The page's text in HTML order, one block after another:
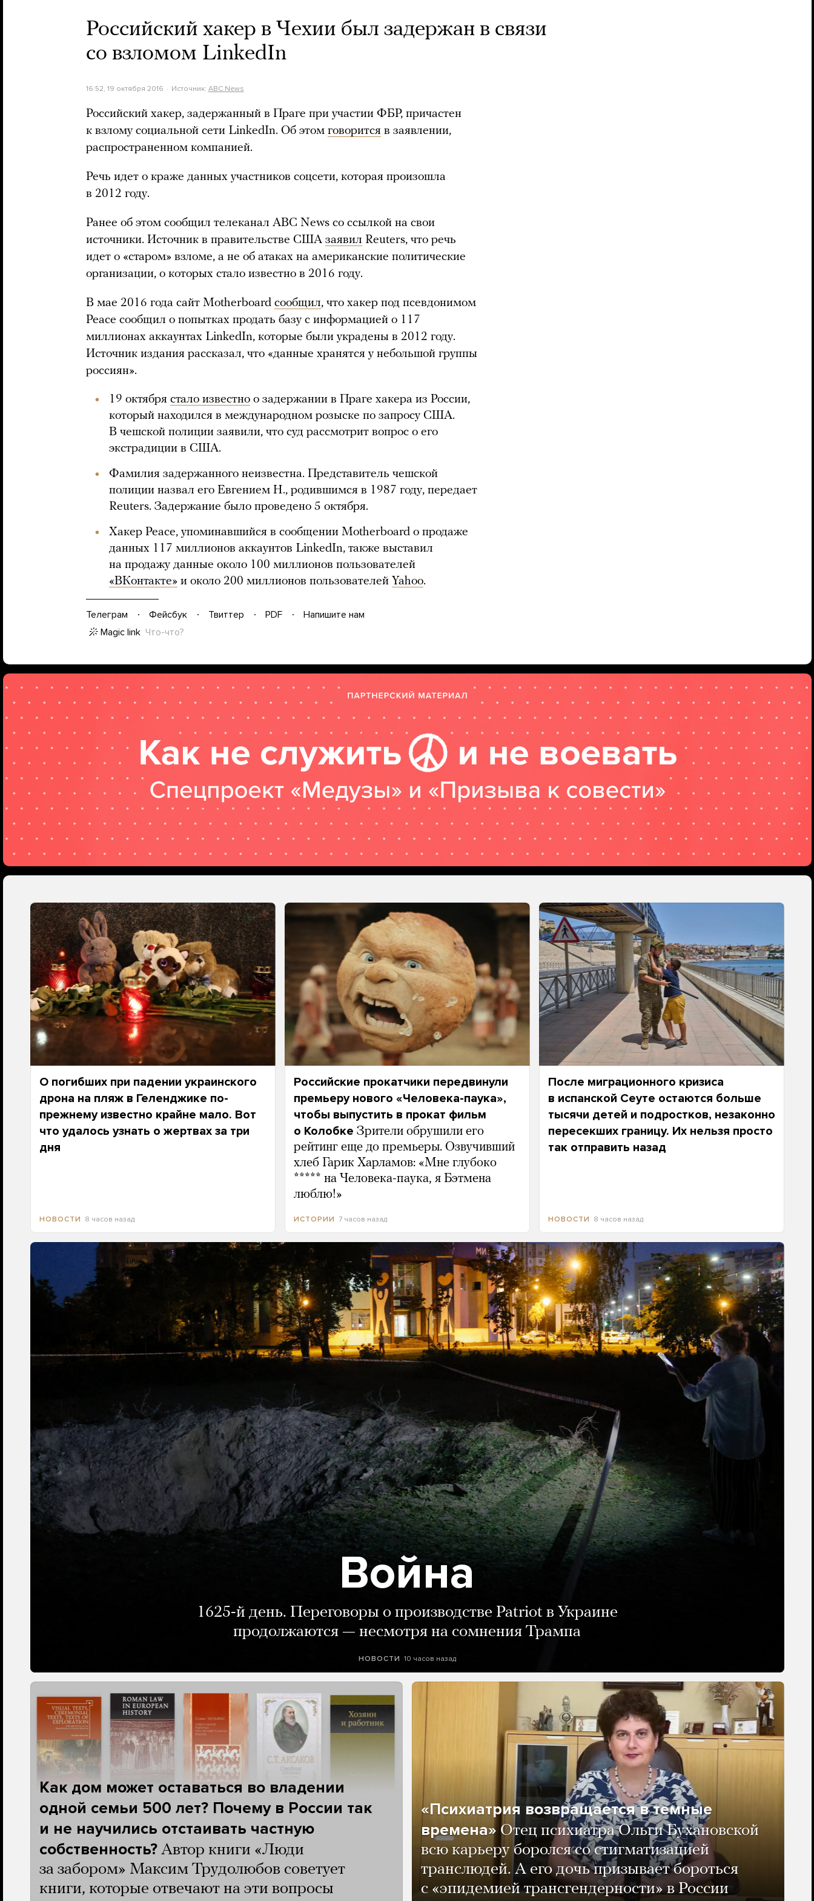
Российский хакер в Чехии был задержан в связи
со взломом LinkedIn
16:52, 19 октября 2016 Источник: ABC News
Российский хакер, задержанный в Праге при участии ФБР, причастен
к взлому социальной сети LinkedIn. Об этом говорится в заявлении,
распространенном компанией.
Речь идет о краже данных участников соцсети, которая произошла
в 2012 году.
Ранее об этом сообщил телеканал ABC News со ссылкой на свои
источники. Источник в правительстве США заявил Reuters, что речь
идет о «старом» взломе, а не об атаках на американские политические
организации, о которых стало известно в 2016 году.
В мае 2016 года сайт Motherboard сообщил, что хакер под псевдонимом
Peace сообщил о попытках продать базу с информацией о 117
миллионах аккаунтах LinkedIn, которые были украдены в 2012 году.
Источник издания рассказал, что «данные хранятся у небольшой группы
россиян».
19 октября стало известно о задержании в Праге хакера из России,
который находился в международном розыске по запросу США.
В чешской полиции заявили, что суд рассмотрит вопрос о его
экстрадиции в США.
Фамилия задержанного неизвестна. Представитель чешской
полиции назвал его Евгением Н., родившимся в 1987 году, передает
Reuters. Задержание было проведено 5 октября.
Хакер Peace, упоминавшийся в сообщении Motherboard о продаже
данных 117 миллионов аккаунтов LinkedIn, также выставил
на продажу данные около 100 миллионов пользователей
«ВКонтакте» и около 200 миллионов пользователей Yahoo.
Телеграм Фейсбук Твиттер PDF
Напишите нам
Magic link Что-что?
О погибших при падении украинского
дрона на пляж в Геленджике по-
прежнему известно крайне мало. Вот
что удалось узнать о жертвах за три
дня
НОВОСТИ 8 часов назад
Российские прокатчики передвинули
премьеру нового «Человека-паука»,
чтобы выпустить в прокат фильм
о Колобке Зрители обрушили его
рейтинг еще до премьеры. Озвучивший
хлеб Гарик Харламов: «Мне глубоко
***** на Человека-паука, я Бэтмена
люблю!»
ИСТОРИИ 7 часов назад
После миграционного кризиса
в испанской Сеуте остаются больше
тысячи детей и подростков, незаконно
пересекших границу. Их нельзя просто
так отправить назад
НОВОСТИ 8 часов назад
Война
1625-й день. Переговоры о производстве Patriot в Украине
продолжаются — несмотря на сомнения Трампа
НОВОСТИ 10 часов назад
Как дом может оставаться во владении
одной семьи 500 лет? Почему в России так
и не научились отстаивать частную
собственность? Автор книги «Люди
за забором» Максим Трудолюбов советует
книги, которые отвечают на эти вопросы
«Психиатрия возвращается в темные
времена» Отец психиатра Ольги Бухановской
всю карьеру боролся со стигматизацией
транслюдей. А его дочь призывает бороться
с «эпидемией трансгендерности» в России